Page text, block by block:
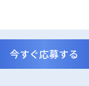
今すぐ応募する